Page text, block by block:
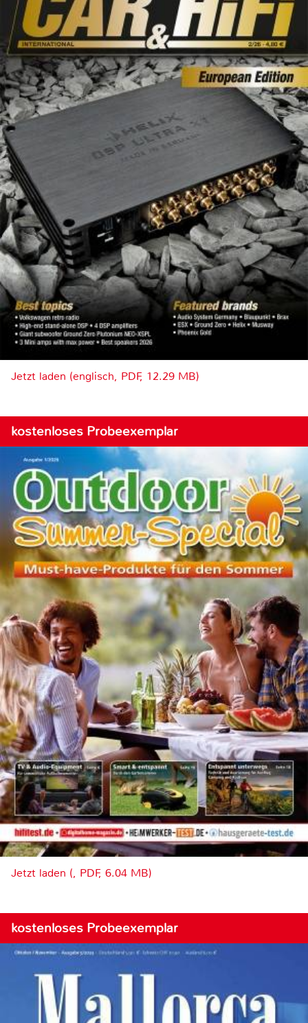
Jetzt laden (englisch, PDF, 12.29 MB)
kostenloses Probeexemplar
Jetzt laden (, PDF, 6.04 MB)
kostenloses Probeexemplar